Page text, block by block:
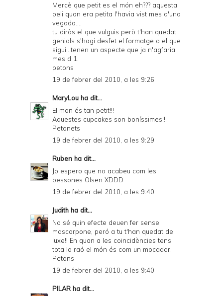
Mercè que petit es el món eh??? aquesta
peli quan era petita l'havia vist mes d'una
vegada....
tu diràs el que vulguis però t'han quedat
genials s'hagi desfet el formatge o el que
sigui...tenen un aspecte que ja n'agfaria
mes d 1.
petons
19 de febrer del 2010, a les 9:26
MaryLou ha dit...
El mon és tan petit!!!
Aquestes cupcakes son boníssimes!!!
Petonets
19 de febrer del 2010, a les 9:29
Ruben ha dit...
Jo espero que no acabeu com les
bessones Olsen XDDD
19 de febrer del 2010, a les 9:40
Judith ha dit...
No sé quin efecte deuen fer sense
mascarpone, peró a tu t'han quedat de
luxe!! En quan a les coincidències tens
tota la raó el món és com un mocador.
Petons
19 de febrer del 2010, a les 9:40
PILAR ha dit...